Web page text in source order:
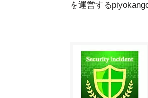
を運営する